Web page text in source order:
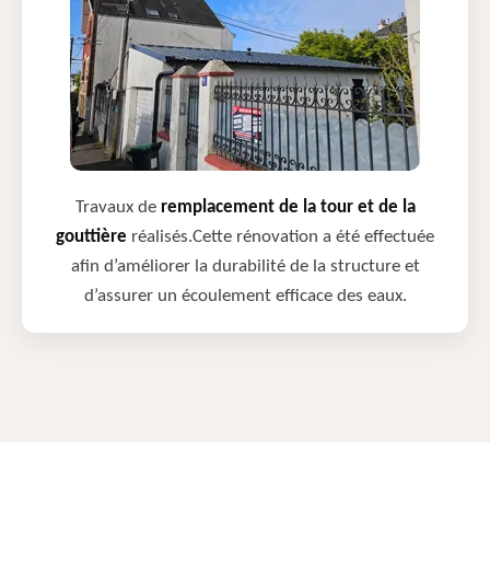
Travaux de remplacement de la tour et de la
gouttière réalisés.Cette rénovation a été effectuée
afin d’améliorer la durabilité de la structure et
d’assurer un écoulement efficace des eaux.